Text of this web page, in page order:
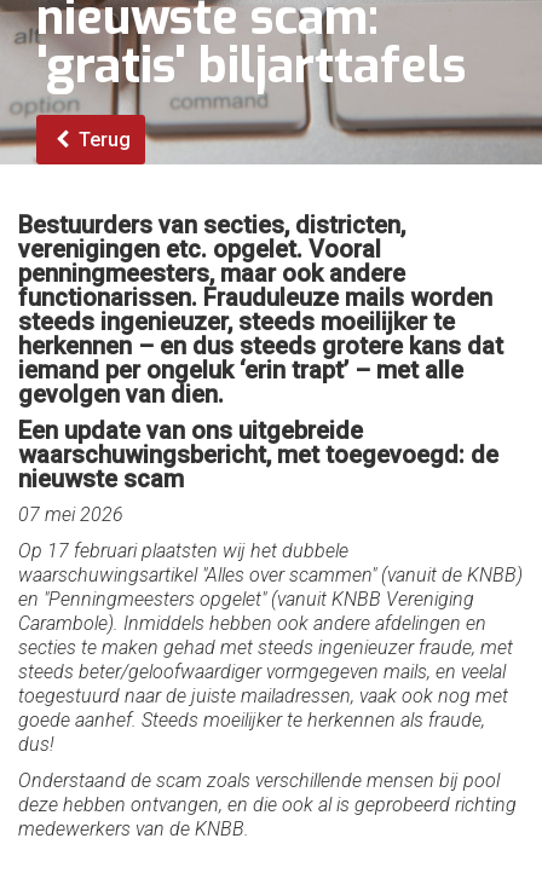
nieuwste scam:
'gratis' biljarttafels
Terug
Bestuurders van secties, districten,
verenigingen etc. opgelet. Vooral
penningmeesters, maar ook andere
functionarissen. Frauduleuze mails worden
steeds ingenieuzer, steeds moeilijker te
herkennen – en dus steeds grotere kans dat
iemand per ongeluk ‘erin trapt’ – met alle
gevolgen van dien.
Een update van ons uitgebreide
waarschuwingsbericht, met toegevoegd: de
nieuwste scam
07 mei 2026
Op 17 februari plaatsten wij het dubbele
waarschuwingsartikel "Alles over scammen" (vanuit de KNBB)
en "Penningmeesters opgelet" (vanuit KNBB Vereniging
Carambole). Inmiddels hebben ook andere afdelingen en
secties te maken gehad met steeds ingenieuzer fraude, met
steeds beter/geloofwaardiger vormgegeven mails, en veelal
toegestuurd naar de juiste mailadressen, vaak ook nog met
goede aanhef. Steeds moeilijker te herkennen als fraude,
dus!
Onderstaand de scam zoals verschillende mensen bij pool
deze hebben ontvangen, en die ook al is geprobeerd richting
medewerkers van de KNBB.